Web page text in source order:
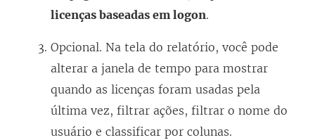
licenças baseadas em logon.
Opcional. Na tela do relatório, você pode
alterar a janela de tempo para mostrar
quando as licenças foram usadas pela
última vez, filtrar ações, filtrar o nome do
usuário e classificar por colunas.